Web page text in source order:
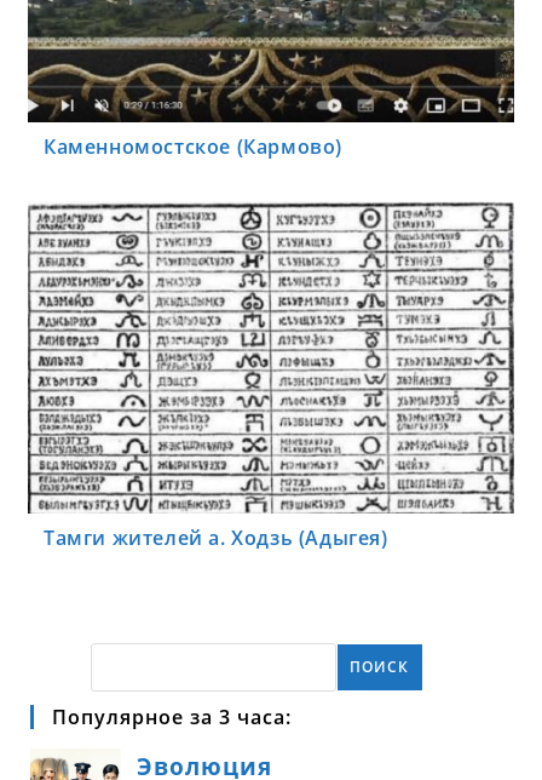
Каменномостское (Кармово)
Тамги жителей а. Ходзь (Адыгея)
ПОИСК
Популярное за 3 часа: